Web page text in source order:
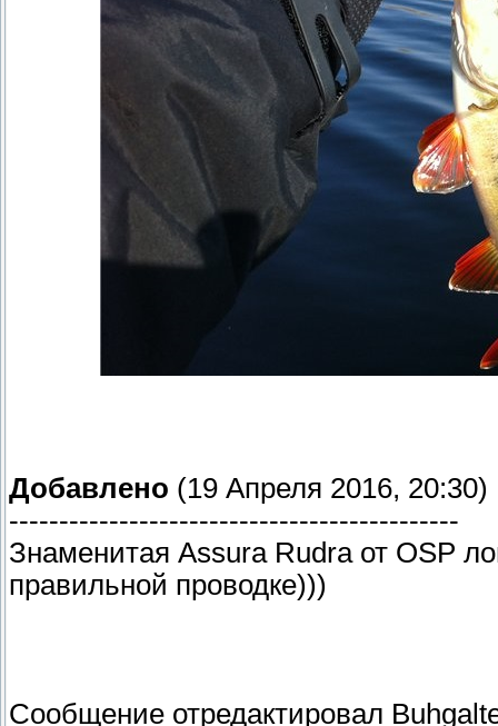
Добавлено (19 Апреля 2016, 20:30)
---------------------------------------------
Знаменитая Assura Rudra от OSP
правильной проводке)))
Сообщение отредактировал